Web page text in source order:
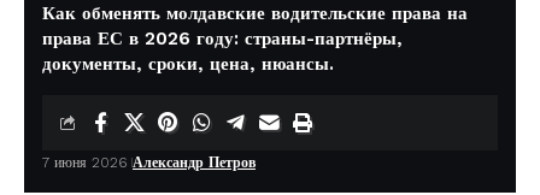
Как обменять молдавские водительские права на
права ЕС в 2026 году: страны-партнёры,
документы, сроки, цена, нюансы.
7 июня 2026 Александр Петров